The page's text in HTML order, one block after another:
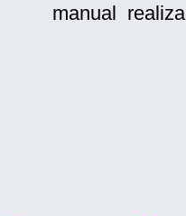
manual